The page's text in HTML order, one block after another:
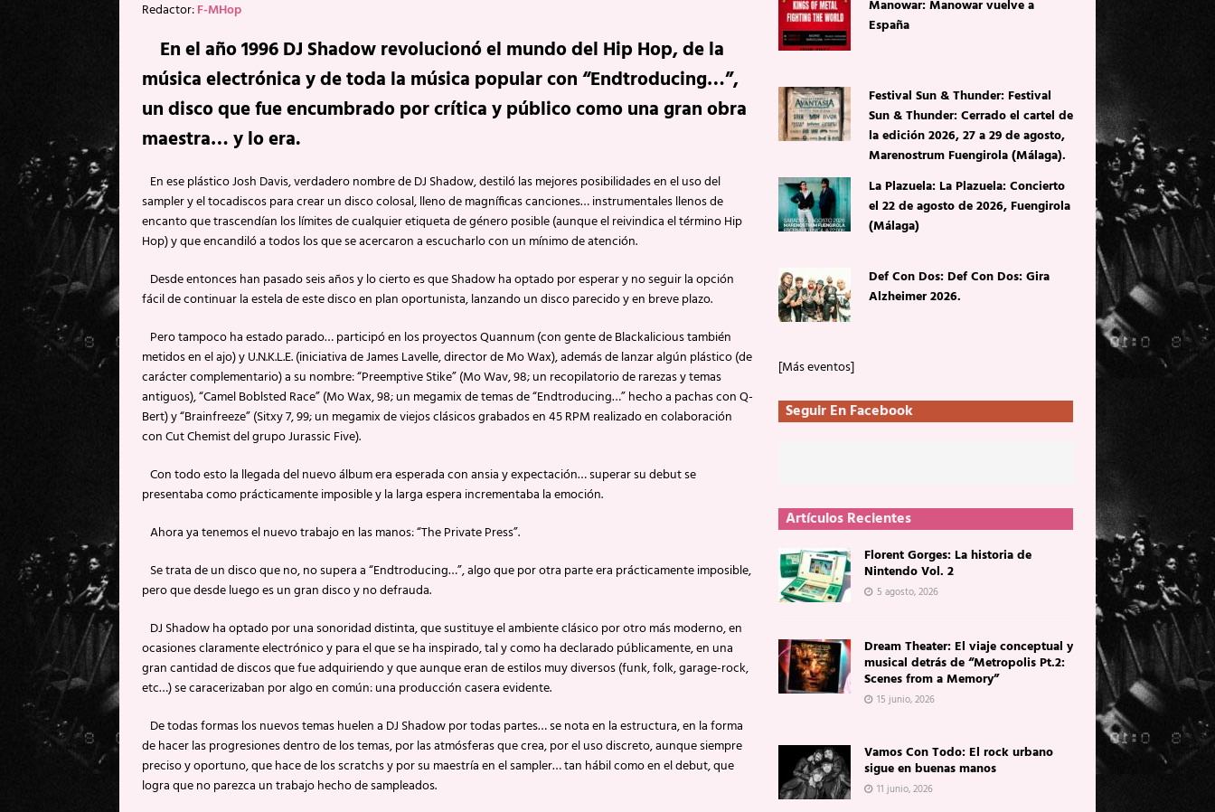
Redactor:F-MHop
En el año 1996 DJ Shadow revolucionó el mundo del Hip Hop, de la
música electrónica y de toda la música popular con “Endtroducing…”,
un disco que fue encumbrado por crítica y público como una gran obra
maestra… y lo era.
En ese plástico Josh Davis, verdadero nombre de DJ Shadow, destiló las mejores posibilidades en el uso del
sampler y el tocadiscos para crear un disco colosal, lleno de magníficas canciones… instrumentales llenos de
encanto que trascendían los límites de cualquier etiqueta de género posible (aunque el reivindica el término Hip
Hop) y que encandiló a todos los que se acercaron a escucharlo con un mínimo de atención.
Desde entonces han pasado seis años y lo cierto es que Shadow ha optado por esperar y no seguir la opción
fácil de continuar la estela de este disco en plan oportunista, lanzando un disco parecido y en breve plazo.
Pero tampoco ha estado parado… participó en los proyectos Quannum (con gente de Blackalicious también
metidos en el ajo) y U.N.K.L.E. (iniciativa de James Lavelle, director de Mo Wax), además de lanzar algún plástico (de
carácter complementario) a su nombre: “Preemptive Stike” (Mo Wav, 98; un recopilatorio de rarezas y temas
antiguos), “Camel Boblsted Race” (Mo Wax, 98; un megamix de temas de “Endtroducing…” hecho a pachas con Q-
Bert) y “Brainfreeze” (Sitxy 7, 99; un megamix de viejos clásicos grabados en 45 RPM realizado en colaboración
con Cut Chemist del grupo Jurassic Five).
Con todo esto la llegada del nuevo álbum era esperada con ansia y expectación… superar su debut se
presentaba como prácticamente imposible y la larga espera incrementaba la emoción.
Ahora ya tenemos el nuevo trabajo en las manos: “The Private Press”.
Se trata de un disco que no, no supera a “Endtroducing…”, algo que por otra parte era prácticamente imposible,
pero que desde luego es un gran disco y no defrauda.
DJ Shadow ha optado por una sonoridad distinta, que sustituye el ambiente clásico por otro más moderno, en
ocasiones claramente electrónico y para el que se ha inspirado, tal y como ha declarado públicamente, en una
gran cantidad de discos que fue adquiriendo y que aunque eran de estilos muy diversos (funk, folk, garage-rock,
etc…) se caracerizaban por algo en común: una producción casera evidente.
De todas formas los nuevos temas huelen a DJ Shadow por todas partes… se nota en la estructura, en la forma
de hacer las progresiones dentro de los temas, por las atmósferas que crea, por el uso discreto, aunque siempre
preciso y oportuno, que hace de los scratchs y por su maestría en el sampler… tan hábil como en el debut, que
logra que no parezca un trabajo hecho de sampleados.
Manowar: Manowar vuelve a
España
Festival Sun & Thunder: Festival
Sun & Thunder: Cerrado el cartel de
la edición 2026, 27 a 29 de agosto,
Marenostrum Fuengirola (Málaga).
La Plazuela: La Plazuela: Concierto
el 22 de agosto de 2026, Fuengirola
(Málaga)
Def Con Dos: Def Con Dos: Gira
Alzheimer 2026.
[Más eventos]
Seguir En Facebook
Artículos Recientes
Florent Gorges: La historia de
Nintendo Vol. 2
5 agosto, 2026
Dream Theater: El viaje conceptual y
musical detrás de “Metropolis Pt.2:
Scenes from a Memory”
15 junio, 2026
Vamos Con Todo: El rock urbano
sigue en buenas manos
11 junio, 2026